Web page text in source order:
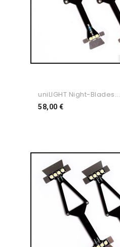
uniLIGHT Night-Blades...
58,00 €Preço